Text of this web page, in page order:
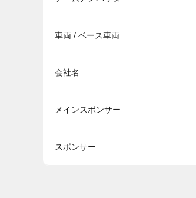
車両 / ベース車両
会社名
メインスポンサー
スポンサー